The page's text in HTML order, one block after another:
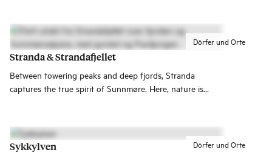
Paddelmöglichkeiten und das bekannte Fischerdorf
Veiholmen sind nur einige der Erlebnisse, die dich
erwarten, wenn du die Insel mit ihrem wunderschönen
Dörfer und Orte
Stranda & Strandafjellet
Between towering peaks and deep fjords, Stranda
captures the true spirit of Sunnmøre. Here, nature is
around the corner.
Dörfer und Orte
Sykkylven